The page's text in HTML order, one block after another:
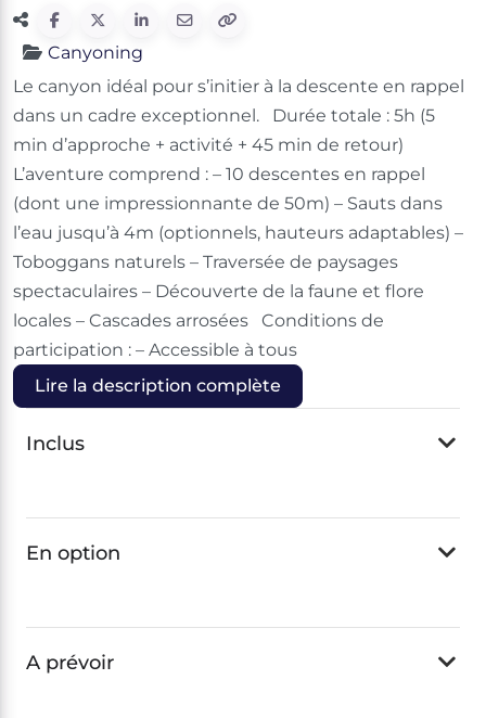
Canyoning
Le canyon idéal pour s’initier à la descente en rappel
dans un cadre exceptionnel. Durée totale : 5h (5
min d’approche + activité + 45 min de retour)
L’aventure comprend : – 10 descentes en rappel
(dont une impressionnante de 50m) – Sauts dans
l’eau jusqu’à 4m (optionnels, hauteurs adaptables) –
Toboggans naturels – Traversée de paysages
spectaculaires – Découverte de la faune et flore
locales – Cascades arrosées Conditions de
participation : – Accessible à tous
Lire la description complète
Inclus
En option
A prévoir